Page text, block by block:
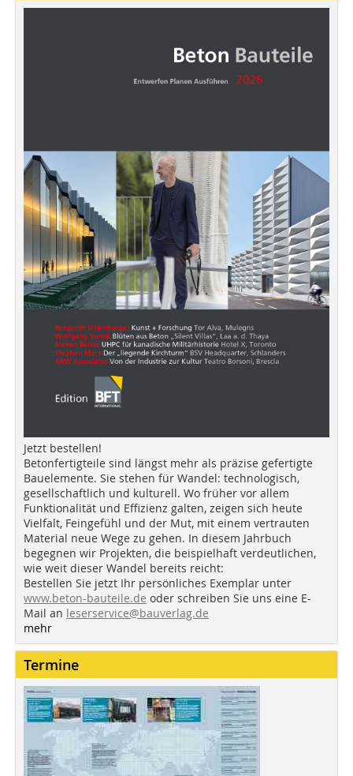
Jetzt bestellen!
Betonfertigteile sind längst mehr als präzise gefertigte
Bauelemente. Sie stehen für Wandel: technologisch,
gesellschaftlich und kulturell. Wo früher vor allem
Funktionalität und Effizienz galten, zeigen sich heute
Vielfalt, Feingefühl und der Mut, mit einem vertrauten
Material neue Wege zu gehen. In diesem Jahrbuch
begegnen wir Projekten, die beispielhaft verdeutlichen,
wie weit dieser Wandel bereits reicht:
Bestellen Sie jetzt Ihr persönliches Exemplar unter
www.beton-bauteile.de oder schreiben Sie uns eine E-
Mail an leserservice@bauverlag.de
mehr
Termine